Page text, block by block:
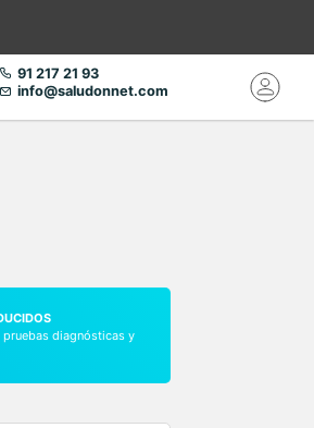
91 217 21 93
info@saludonnet.com
pruebas diagnósticas y